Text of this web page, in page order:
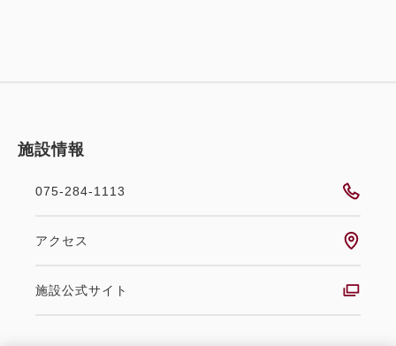
施設情報
075-284-1113
アクセス
施設公式サイト